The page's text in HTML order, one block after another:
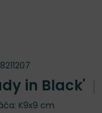
8211207
in Black'
K9x9 cm